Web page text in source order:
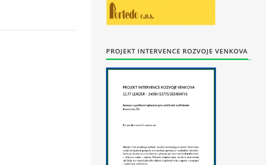
PROJEKT INTERVENCE ROZVOJE VENKOVA